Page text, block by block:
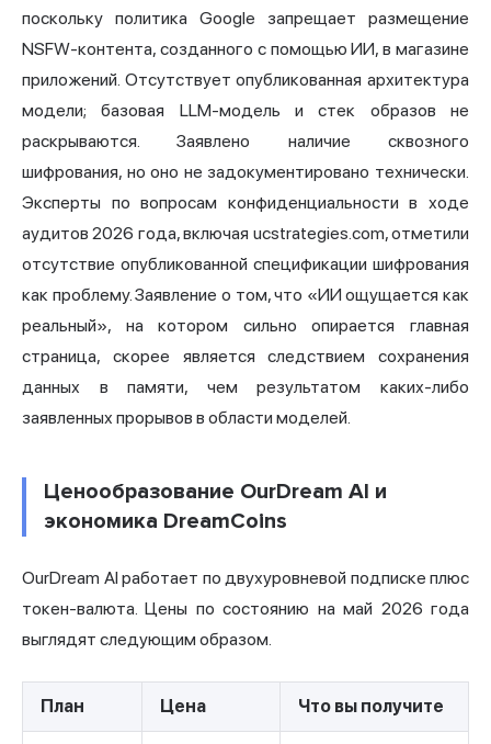
поскольку политика Google запрещает размещение
NSFW-контента, созданного с помощью ИИ, в магазине
приложений. Отсутствует опубликованная архитектура
модели; базовая LLM-модель и стек образов не
раскрываются. Заявлено наличие сквозного
шифрования, но оно не задокументировано технически.
Эксперты по вопросам конфиденциальности в ходе
аудитов 2026 года, включая ucstrategies.com, отметили
отсутствие опубликованной спецификации шифрования
как проблему. Заявление о том, что «ИИ ощущается как
реальный», на котором сильно опирается главная
страница, скорее является следствием сохранения
данных в памяти, чем результатом каких-либо
заявленных прорывов в области моделей.
Ценообразование OurDream AI и
экономика DreamCoins
OurDream AI работает по двухуровневой подписке плюс
токен-валюта. Цены по состоянию на май 2026 года
выглядят следующим образом.
План Цена Что вы получите